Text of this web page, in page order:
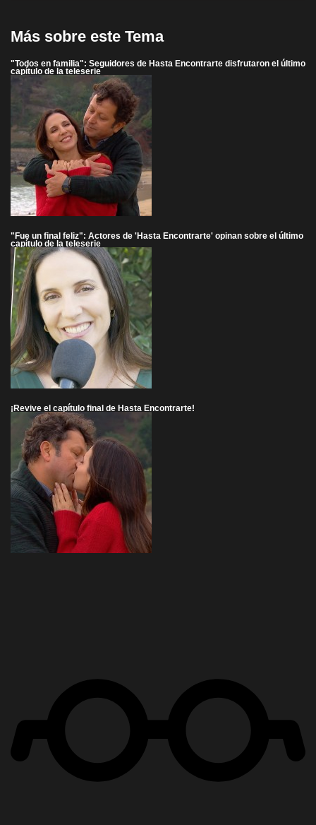
Más sobre este Tema
"Todos en familia": Seguidores de Hasta Encontrarte disfrutaron el último
capítulo de la teleserie
"Fue un final feliz": Actores de 'Hasta Encontrarte' opinan sobre el último
capítulo de la teleserie
¡Revive el capítulo final de Hasta Encontrarte!